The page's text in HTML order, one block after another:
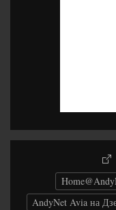
AndyNet Avia на